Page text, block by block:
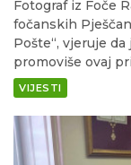
Fotograf iz Foče
fočanskih
Pošte“, vjeruje
promoviše ovaj
VIJESTI